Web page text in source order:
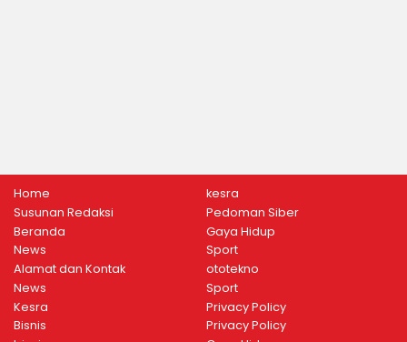
Home
Susunan Redaksi
Beranda
News
Alamat dan Kontak
News
Kesra
Bisnis
kesra
Pedoman Siber
Gaya Hidup
Sport
ototekno
Sport
Privacy Policy
Privacy Policy